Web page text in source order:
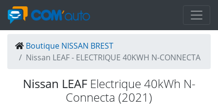
Boutique NISSAN BREST
Nissan LEAF - ELECTRIQUE 40KWH N-CONNECTA
Nissan LEAF Electrique 40kWh N-
Connecta (2021)